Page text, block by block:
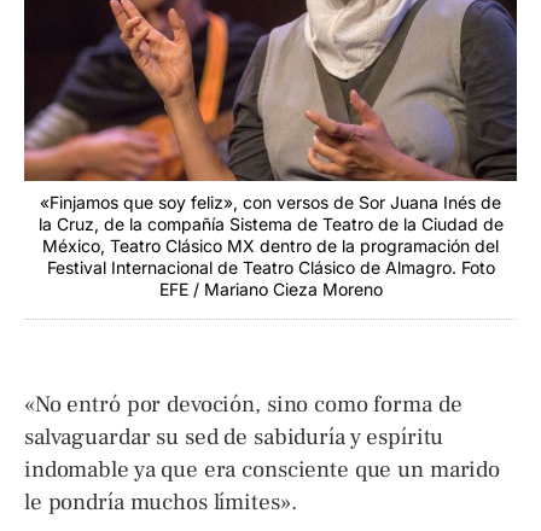
«Finjamos que soy feliz», con versos de Sor Juana Inés de
la Cruz, de la compañía Sistema de Teatro de la Ciudad de
México, Teatro Clásico MX dentro de la programación del
Festival Internacional de Teatro Clásico de Almagro. Foto
EFE / Mariano Cieza Moreno
«No entró por devoción, sino como forma de
salvaguardar su sed de sabiduría y espíritu
indomable ya que era consciente que un marido
le pondría muchos límites».